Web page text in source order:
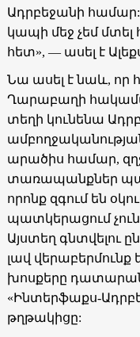
Ադրբեջանի համար:
կապի մեջ չեմ մտել
հետ», — ասել է
Նա ասել է նաև, որ
Ղարաբաղի
տեղի կունենա
արածիս համար,
տառապանքներ
որոնք զգում են
պատկերացում
Այստեղ գնտվելու
լավ վերաբերմունք
խոսքերը
«Ինտերֆաքս-
թղթակիցը: